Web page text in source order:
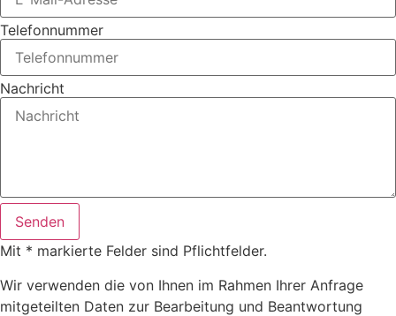
Telefonnummer
Nachricht
Senden
Mit * markierte Felder sind Pflichtfelder.
Wir verwenden die von Ihnen im Rahmen Ihrer Anfrage
mitgeteilten Daten zur Bearbeitung und Beantwortung